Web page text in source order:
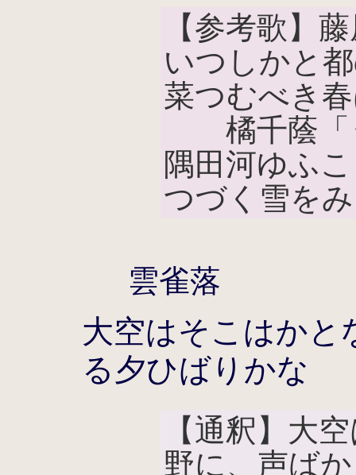
【参考歌】
いつしかと
菜つむべき
橘千蔭「
隅田河ゆふ
つづく雪を
雲雀落
大空はそこはかと
る夕ひばりかな
【通釈】大
野に、声ば